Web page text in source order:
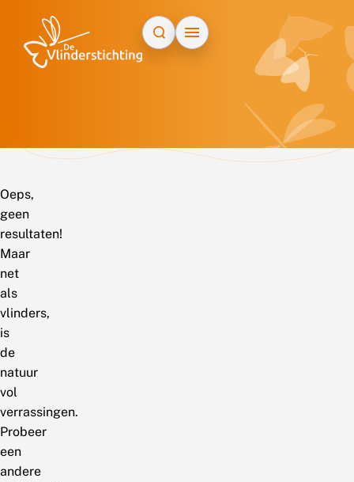
Oeps,
geen
resultaten!
Maar
net
als
vlinders,
is
de
natuur
vol
verrassingen.
Probeer
een
andere